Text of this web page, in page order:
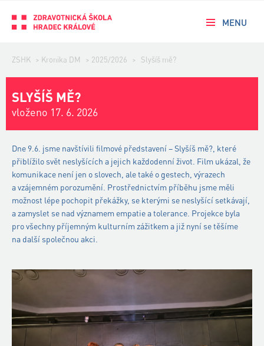
MENU
ZSHK > Kronika DM > 2025/2026 > Slyšíš mě?
SLYŠÍŠ MĚ?
vloženo 17. 6. 2026
Dne 9.6. jsme navštívili filmové představení –Slyšíš mě?, které
přiblížilo svět neslyšících a jejich každodenní život. Film ukázal, že
komunikace není jen o slovech, ale také o gestech, výrazech
a vzájemném porozumění. Prostřednictvím příběhu jsme měli
možnost lépe pochopit překážky, se kterými se neslyšící setkávají,
a zamyslet se nad významem empatie a tolerance. Projekce byla
pro všechny příjemným kulturním zážitkem a již nyní se těšíme
na další společnou akci.